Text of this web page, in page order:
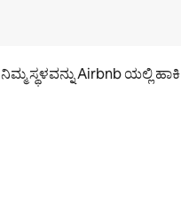
ನಿಮ್ಮ ಸ್ಥಳವನ್ನು Airbnb ಯಲ್ಲಿ ಹಾಕಿ